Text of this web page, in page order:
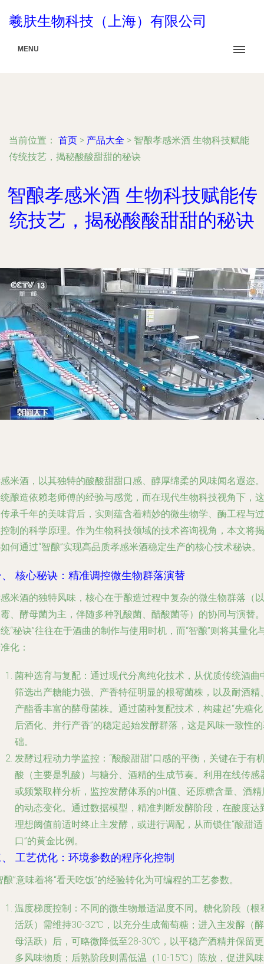
羲肤生物科技（上海）有限公司
MENU
当前位置： 首页 > 产品大全 > 智酿孝感米酒 生物科技赋能
传统技艺，揭秘酸酸甜甜的秘诀
智酿孝感米酒 生物科技赋能传
统技艺，揭秘酸酸甜甜的秘诀
米酒，以其独特的酸酸甜甜口感、醇厚绵柔的风味闻名遐迩。
酿造依赖老师傅的经验与感觉，而在现代生物科技视角下，这
承千年的美味背后，实则蕴含着精妙的微生物学、酶工程与过
制的科学原理。作为生物科技领域的技术咨询视角，本文将揭
何通过“智酿”实现高品质孝感米酒稳定生产的核心技术秘诀。
核心秘诀：精准调控微生物群落演替
米酒的独特风味，核心在于酿造过程中复杂的微生物群落（以
、酵母菌为主，伴随多种乳酸菌、醋酸菌等）的协同与演替。
“秘诀”往往在于酒曲的制作与使用时机，而“智酿”则将其量化
化：
菌种选育与复配 ：通过现代分离纯化技术，从优质传统酒曲
筛选出产糖能力强、产香特征明显的根霉菌株，以及耐酒精
产酯香丰富的酵母菌株。通过菌种复配技术，构建起“先糖
后酒化、并行产香”的稳定起始发酵群落，这是风味一致性
础。
发酵过程动力学监控 ：“酸酸甜甜”口感的平衡，关键在于有
酸（主要是乳酸）与糖分、酒精的生成节奏。利用在线传感
或频繁取样分析，监控发酵体系的pH值、还原糖含量、酒精
的动态变化。通过数据模型，精准判断发酵阶段，在酸度达
理想阈值前适时终止主发酵，或进行调配，从而锁住“酸甜适
口”的黄金比例。
工艺优化：环境参数的程序化控制
酿”意味着将“看天吃饭”的经验转化为可编程的工艺参数。
温度梯度控制 ：不同的微生物最适温度不同。糖化阶段（根
活跃）需维持30-32℃，以充分生成葡萄糖；进入主发酵（酵
母活跃）后，可略微降低至28-30℃，以平稳产酒精并保留更
多风味物质；后熟阶段则需低温（10-15℃）陈放，促进风味